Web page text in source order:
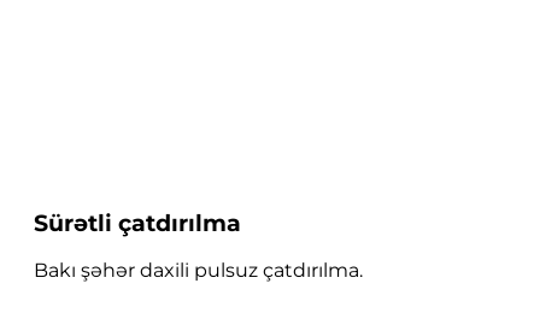
Sürətli çatdırılma
Bakı şəhər daxili pulsuz çatdırılma.